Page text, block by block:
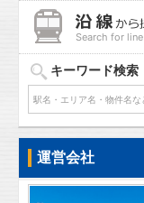
Search for line
キーワード検索
運営会社